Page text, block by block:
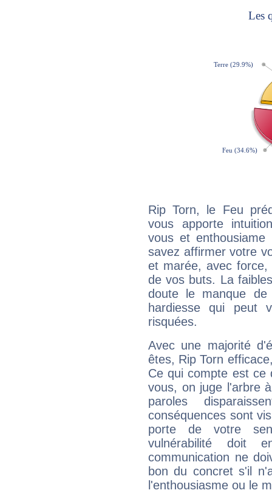
Rip Torn, le Feu
vous apporte
vous et
savez affirmer votre
et marée, avec
de vos buts. La
doute le manque
hardiesse qui peut
risquées.
Avec une majorité
êtes, Rip Torn
Ce qui compte est
vous, on juge l'arbre
paroles
conséquences sont
porte de votre
vulnérabilité doit
communication ne
bon du concret s'il
l'enthousiasme ou le